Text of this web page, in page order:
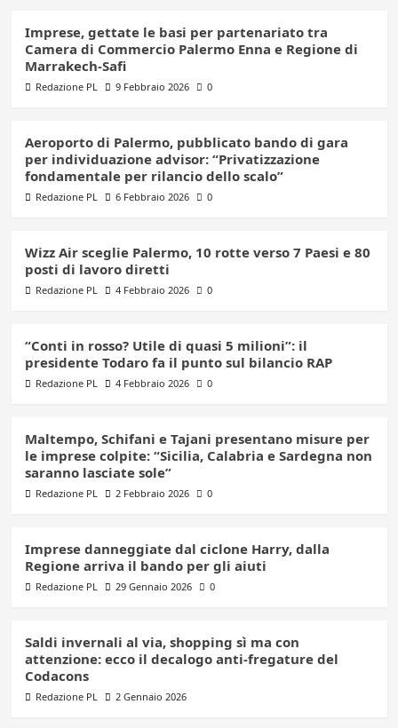
Imprese, gettate le basi per partenariato tra
Camera di Commercio Palermo Enna e Regione di
Marrakech-Safi
Redazione PL 9 Febbraio 2026 0
Aeroporto di Palermo, pubblicato bando di gara
per individuazione advisor: “Privatizzazione
fondamentale per rilancio dello scalo”
Redazione PL 6 Febbraio 2026 0
Wizz Air sceglie Palermo, 10 rotte verso 7 Paesi e 80
posti di lavoro diretti
Redazione PL 4 Febbraio 2026 0
“Conti in rosso? Utile di quasi 5 milioni”: il
presidente Todaro fa il punto sul bilancio RAP
Redazione PL 4 Febbraio 2026 0
Maltempo, Schifani e Tajani presentano misure per
le imprese colpite: “Sicilia, Calabria e Sardegna non
saranno lasciate sole”
Redazione PL 2 Febbraio 2026 0
Imprese danneggiate dal ciclone Harry, dalla
Regione arriva il bando per gli aiuti
Redazione PL 29 Gennaio 2026 0
Saldi invernali al via, shopping sì ma con
attenzione: ecco il decalogo anti-fregature del
Codacons
Redazione PL 2 Gennaio 2026